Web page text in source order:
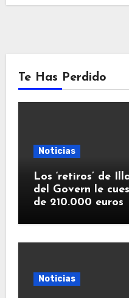
Te Has Perdido
Noticias
Los ‘retiros’ de
del Govern le
de 210.000 euros
Noticias